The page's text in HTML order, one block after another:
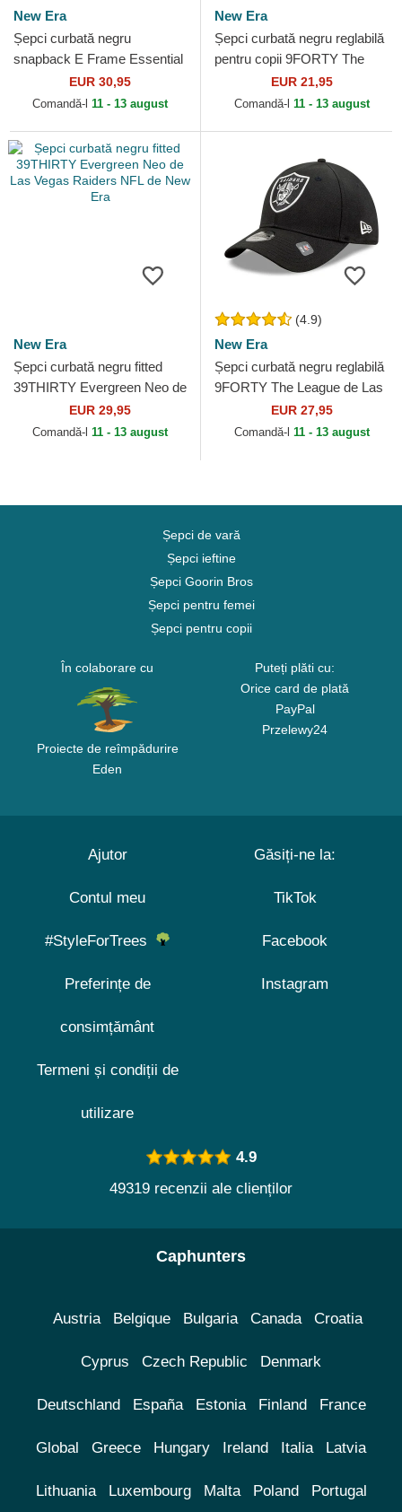
New Era
Șepci curbată negru
snapback E Frame Essential
de Las Vegas Raiders NFL
de New Era
EUR 30,95
Comandă-l 11 - 13 august
New Era
Șepci curbată negru reglabilă
pentru copii 9FORTY The
League de Las Vegas
Raiders NFL de New Era
EUR 21,95
Comandă-l 11 - 13 august
New Era
Șepci curbată negru fitted
39THIRTY Evergreen Neo de
Las Vegas Raiders NFL de
New Era
EUR 29,95
Comandă-l 11 - 13 august
(4.9)
New Era
Șepci curbată negru reglabilă
9FORTY The League de Las
Vegas Raiders NFL de New
Era
EUR 27,95
Comandă-l 11 - 13 august
Șepci de vară
Șepci ieftine
Șepci Goorin Bros
Șepci pentru femei
Șepci pentru copii
În colaborare cu
Proiecte de reîmpădurire
Eden
Puteți plăti cu:
Orice card de plată
PayPal
Przelewy24
Ajutor
Contul meu
#StyleForTrees
Preferințe de
consimțământ
Termeni și condiții de
utilizare
Găsiți-ne la:
TikTok
Facebook
Instagram
4.9
49319 recenzii ale clienților
Caphunters
Austria Belgique Bulgaria Canada Croatia
Cyprus Czech Republic Denmark
Deutschland España Estonia Finland France
Global Greece Hungary Ireland Italia Latvia
Lithuania Luxembourg Malta Poland Portugal